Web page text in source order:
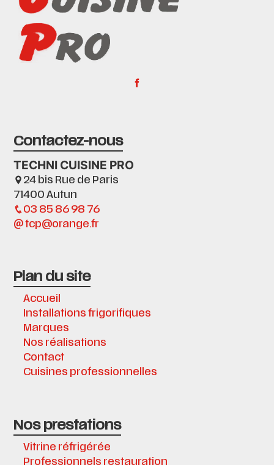
Contactez-nous
TECHNI CUISINE PRO
24 bis Rue de Paris
71400 Autun
03 85 86 98 76
tcp@orange.fr
Plan du site
Accueil
Installations frigorifiques
Marques
Nos réalisations
Contact
Cuisines professionnelles
Nos prestations
Vitrine réfrigérée
Professionnels restauration